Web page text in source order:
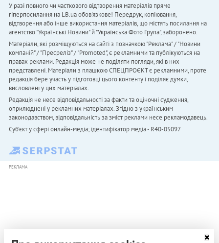
У разі повного чи часткового відтворення матеріалів пряме
гіперпосилання на LB.ua обов'язкове! Передрук, копіювання,
відтворення або інше використання матеріалів, що містять посилання на
агентство "Українськi Новини" й "Українська Фото Група", заборонено.
Матеріали, які розміщуються на сайті з позначкою "Реклама" / "Новини
компаній" / "Пресреліз" / "Promoted", є рекламними та публікуються на
правах реклами. Редакція може не поділяти погляди, які в них
представлені. Матеріали з плашкою СПЕЦПРОЄКТ є рекламними, проте
редакція бере участь у підготовці цього контенту і поділяє думки,
висловлені у цих матеріалах.
Редакція не несе відповідальності за факти та оціночні судження,
оприлюднені у рекламних матеріалах. Згідно з українським
законодавством, відповідальність за зміст реклами несе рекламодавець.
Cуб'єкт у сфері онлайн-медіа; ідентифікатор медіа - R40-05097
РЕКЛАМА